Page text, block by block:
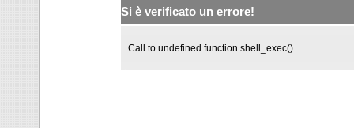
Si è verificato un errore!
Call to undefined function shell_exec()